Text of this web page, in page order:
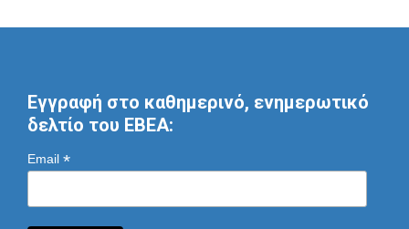
Εγγραφή στο καθημερινό, ενημερωτικό
δελτίο του ΕΒΕΑ:
Email *